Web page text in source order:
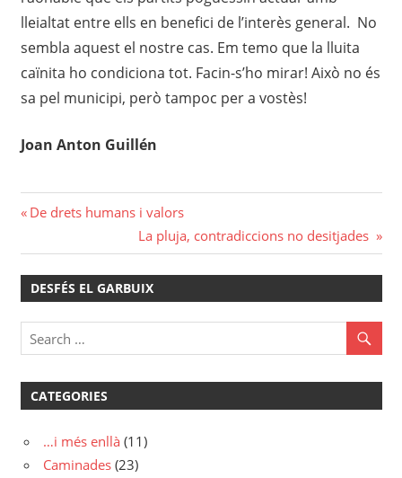
lleialtat entre ells en benefici de l’interès general. No
sembla aquest el nostre cas. Em temo que la lluita
caïnita ho condiciona tot. Facin-s’ho mirar! Això no és
sa pel municipi, però tampoc per a vostès!
Joan Anton Guillén
Navegació
d'entrades
Previous
De drets humans i valors
Next
Post:
La pluja, contradiccions no desitjades
DESFÉS EL GARBUIX
CATEGORIES
…i més enllà (11)
Caminades (23)